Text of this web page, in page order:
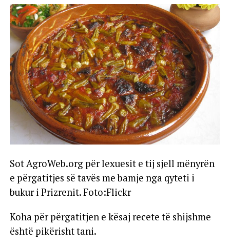
Sot AgroWeb.org për lexuesit e tij sjell mënyrën
e përgatitjes së tavës me bamje nga qyteti i
bukur i Prizrenit. Foto:Flickr
Koha për përgatitjen e kësaj recete të shijshme
është pikërisht tani.